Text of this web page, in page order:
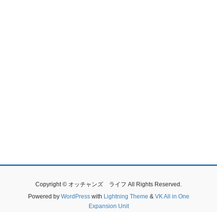
Copyright © オッチャンズ ライフ All Rights Reserved.
Powered by WordPresswith Lightning Theme & VK All in One
Expansion Unit